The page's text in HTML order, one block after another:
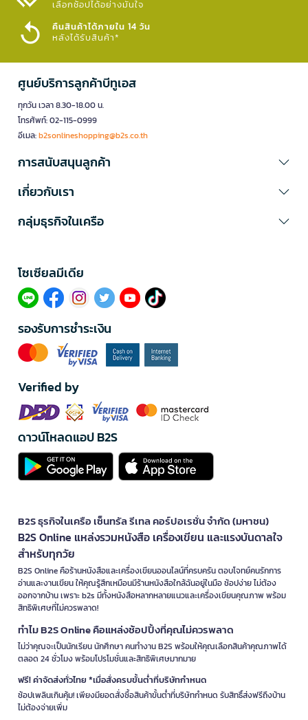
เลือกช้อปได้อย่างมั่นใจ​
คืนสินค้าได้ภายใน 14 วัน
หลังได้รับสินค้า*
ศูนย์บริการลูกค้าบีทูเอส
ทุกวัน เวลา 8.30-18.00 น.
โทรศัพท์: 02-115-0999
อีเมล:b2sonlineshopping@b2s.co.th
การสนับสนุนลูกค้า
เกี่ยวกับเรา
กลุ่มธุรกิจในเครือ
โซเซียลมีเดีย​
รองรับการชำระเงิน
Verified by
ดาวน์โหลดแอป B2S
B2S ธุรกิจในเครือ เซ็นทรัล รีเทล คอร์ปอเรชั่น จำกัด (มหาชน)
B2S Online แหล่งรวมหนังสือ เครื่องเขียน และแรงบันดาลใจ
สำหรับทุกวัย
B2S Online คือร้านหนังสือและเครื่องเขียนออนไลน์ที่ครบครัน ตอบโจทย์คนรักการ
อ่านและงานเขียน ให้คุณรู้สึกเหมือนมีร้านหนังสือใกล้ฉันอยู่ในมือ ช้อปง่าย ไม่ต้อง
ออกจากบ้าน เพราะ b2s มีทั้งหนังสือหลากหลายแนวและเครื่องเขียนคุณภาพ พร้อม
สิทธิพิเศษที่ไม่ควรพลาด!
ทำไม B2S Online คือแหล่งช้อปปิ้งที่คุณไม่ควรพลาด
ไม่ว่าคุณจะเป็นนักเรียน นักศึกษา คนทำงาน B2S พร้อมให้คุณเลือกสินค้าคุณภาพได้
ตลอด 24 ชั่วโมง พร้อมโปรโมชั่นและสิทธิพิเศษมากมาย
ฟรี! ค่าจัดส่งทั่วไทย *เมื่อสั่งครบขั้นต่ำที่บริษัทกำหนด
ช้อปเพลินเกินคุ้ม! เพียงมียอดสั่งซื้อสินค้าขั้นต่ำที่บริษัทกำหนด รับสิทธิ์ส่งฟรีถึงบ้าน
ไม่ต้องจ่ายเพิ่ม